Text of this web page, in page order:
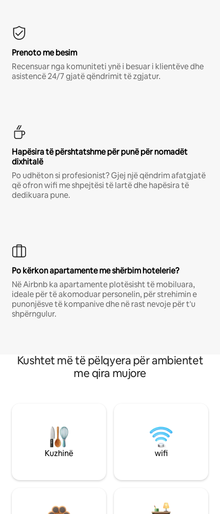
Prenoto me besim
Recensuar nga komuniteti ynë i besuar i klientëve dhe
asistencë 24/7 gjatë qëndrimit të zgjatur.
Hapësira të përshtatshme për punë për nomadët
dixhitalë
Po udhëton si profesionist? Gjej një qëndrim afatgjatë
që ofron wifi me shpejtësi të lartë dhe hapësira të
dedikuara pune.
Po kërkon apartamente me shërbim hotelerie?
Në Airbnb ka apartamente plotësisht të mobiluara,
ideale për të akomoduar personelin, për strehimin e
punonjësve të kompanive dhe në rast nevoje për t'u
shpërngulur.
Kushtet më të pëlqyera për ambientet
me qira mujore
Kuzhinë wifi